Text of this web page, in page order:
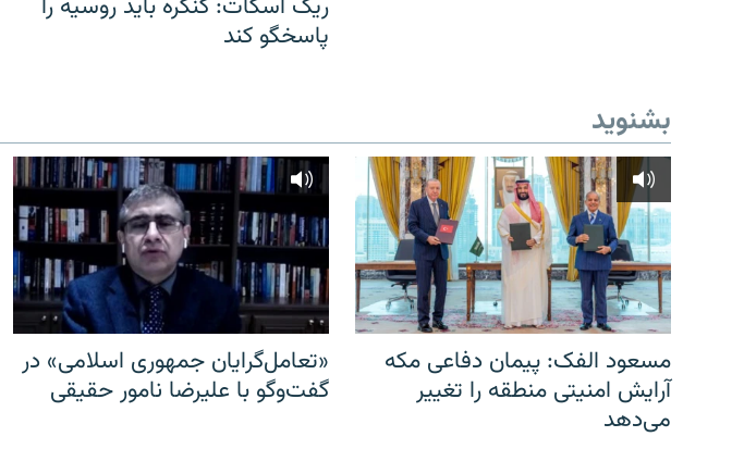
ریک اسکات: کنگره باید روسیه را
پاسخگو کند
بشنوید
مسعود الفک: پیمان دفاعی مکه
آرایش امنیتی منطقه را تغییر
می‌دهد
«تعامل‌گرایان جمهوری اسلامی» در
گفت‌وگو با علیرضا نامور حقیقی